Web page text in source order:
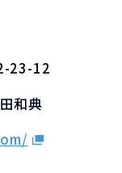
23-12
和典